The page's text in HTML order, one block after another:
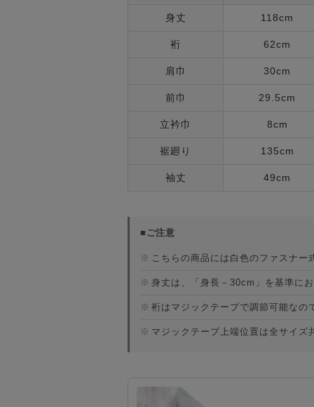
身丈 118cm
裄 62cm
肩巾 30cm
前巾 29.5cm
立衿巾 8cm
裾廻り 135cm
袖丈 49cm
■ご注意
※ こちらの商品には白色のファスナ
※ 身丈は、「身長－30cm」を基準に
※ 裄はマジックテープで調節可能なの
※ マジックテープ上端位置は全サイ